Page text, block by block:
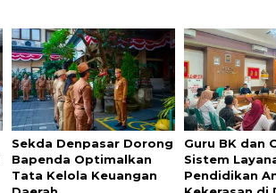
Sekda Denpasar Dorong
Bapenda Optimalkan
Tata Kelola Keuangan
Guru BK dan
Sistem
Pendidikan